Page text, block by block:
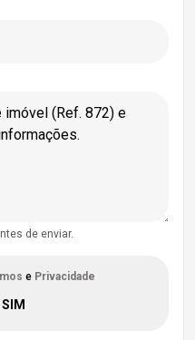
de enviar.
e Privacidade